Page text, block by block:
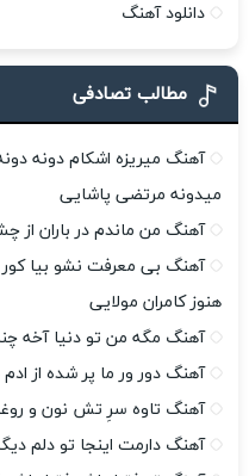
دانلود آهنگ
مطالب تصادفی
آهنگ میریزه اشکام دونه
میدونه مرتضی پاشایی
آهنگ من ماندم در باران از
آهنگ بی معرفت نشو بیا
هنوز کامران مولایی
آهنگ مگه من تو دنیا آخه
آهنگ دور ور ما پر شده از
آهنگ تاوه سرِ تش نون و
آهنگ دارمت اینجا تو دلم